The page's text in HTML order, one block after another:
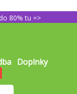
80% tu =>
Doplnky